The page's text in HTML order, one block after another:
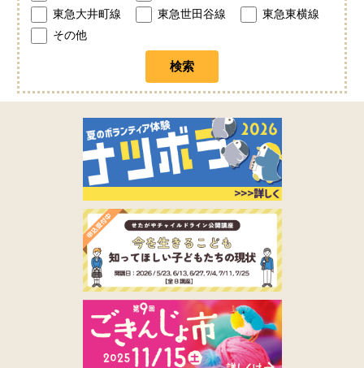
東急大井町線
東急世田谷線
東急東横線
その他